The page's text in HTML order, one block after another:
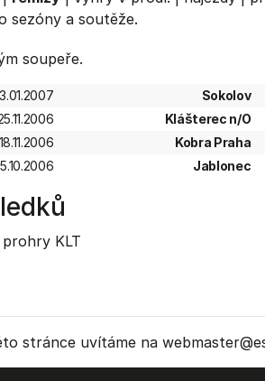
sezóny a soutěže.
soupeře.
Sokolov
Klášterec n/O
18.11.2006 Kobra Praha
Jablonec
prohry KLT
stránce uvítáme na webmaster